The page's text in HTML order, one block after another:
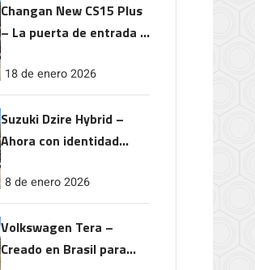
Changan New CS15 Plus
– La puerta de entrada a
18 de enero 2026
Suzuki Dzire Hybrid –
Ahora con identidad
rendimiento
8 de enero 2026
Volkswagen Tera –
Creado en Brasil para